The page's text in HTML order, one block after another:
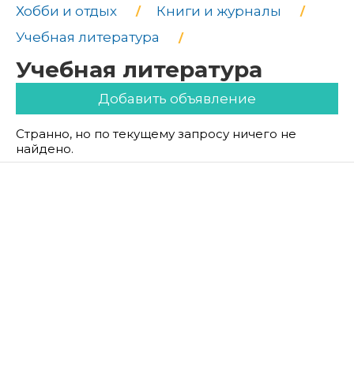
Хобби и отдых
Книги и журналы
Учебная литература
Учебная литература
Добавить объявление
Странно, но по текущему запросу ничего не
найдено.